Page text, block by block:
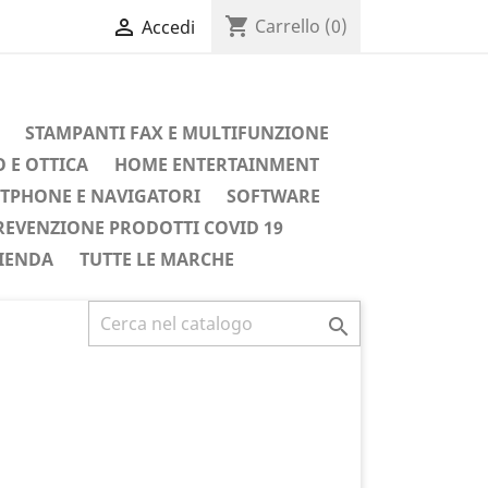
 Accedi shopping_cart Carrello (0)
STAMPANTI FAX E MULTIFUNZIONE
E OTTICA
HOME ENTERTAINMENT
E NAVIGATORI
SOFTWARE
PRODOTTI COVID 19
TUTTE LE MARCHE

Successivo